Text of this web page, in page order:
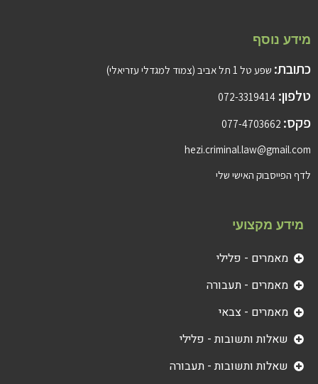
מידע מקצועי
מאמרים - פלילי
מאמרים - תעבורה
מאמרים - צבאי
שאלות ותשובות - פלילי
שאלות ותשובות - תעבורה
מידע נוסף
כתובת: שפע טל 1 תל אביב (צמוד למגדלי עזריאלי)
טלפון: 072-3319414
פקס:
hezi.criminal.law@gmail.com
לדף הפייסבוק האישי שלי